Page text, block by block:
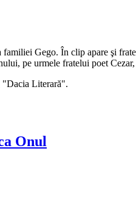
Gego. În clip apare şi
pe urmele fratelui poet
"Dacia Literară".
Onul